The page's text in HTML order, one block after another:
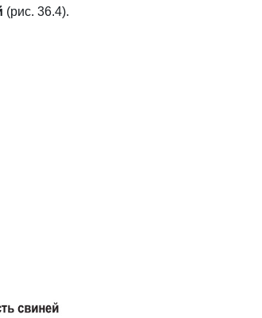
(рис. 36.4).